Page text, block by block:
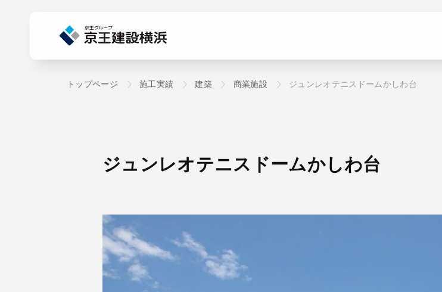
トップページ 施工実績 建築 商業施設 ジュンレオテニスドームかしわ台
ジュンレオテニスドームかしわ台